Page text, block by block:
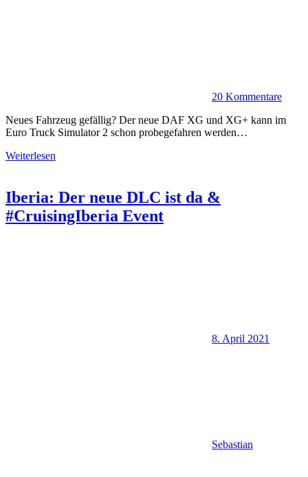
20 Kommentare
Neues Fahrzeug gefällig? Der neue DAF XG und XG+ kann im
Euro Truck Simulator 2 schon probegefahren werden…
Weiterlesen
Iberia: Der neue DLC ist da &
#CruisingIberia Event
8. April 2021
Sebastian